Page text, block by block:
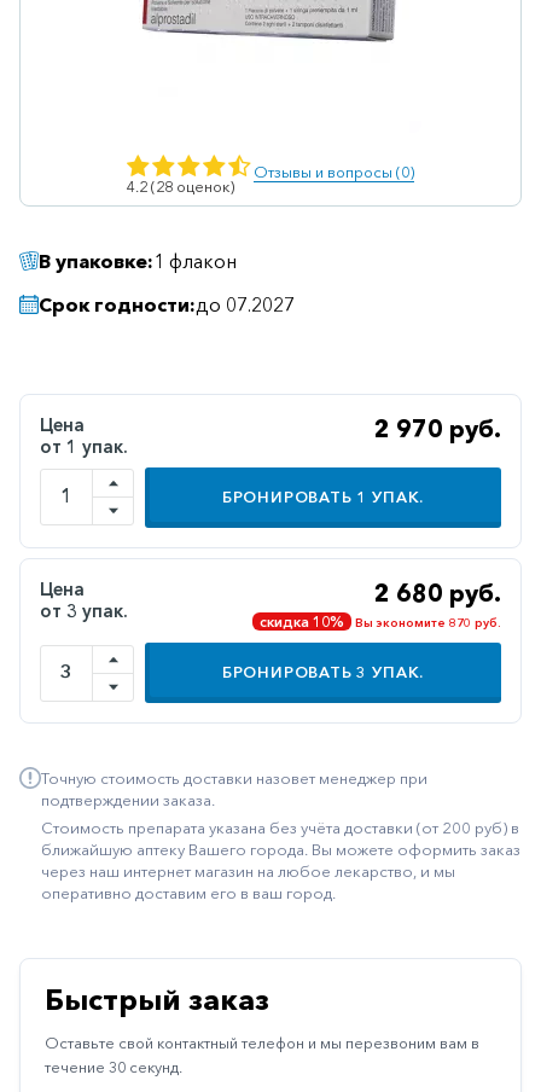
Ветеринарные
Гепатопротекторы
Диабетические
Желудочно-
кишечные
Иммунодепрессанты
Климактерические
Метаболизм
Минеральный
обмен
средства
Неврологические
Остеопороз
Паркинсон
Противоаллергические
Противовирусные
4.2 (28 оценок)
Отзывы и вопросы (0)
В упаковке:1 флакон
Срок годности:до 07.2027
Цена
от 1 упак.
2 970 руб.
БРОНИРОВАТЬ 1 УПАК.
Цена
от 3 упак.
2 680 руб.
скидка 10% Вы экономите 870 руб.
БРОНИРОВАТЬ3 УПАК.
Точную стоимость доставки назовет менеджер при
подтверждении заказа.
Стоимость препарата указана без учёта доставки (от 200 руб) в
ближайшую аптеку Вашего города. Вы можете оформить заказ
через наш интернет магазин на любое лекарство, и мы
оперативно доставим его в ваш город.
Быстрый заказ
Оставьте свой контактный телефон и мы перезвоним вам в
течение 30 секунд.